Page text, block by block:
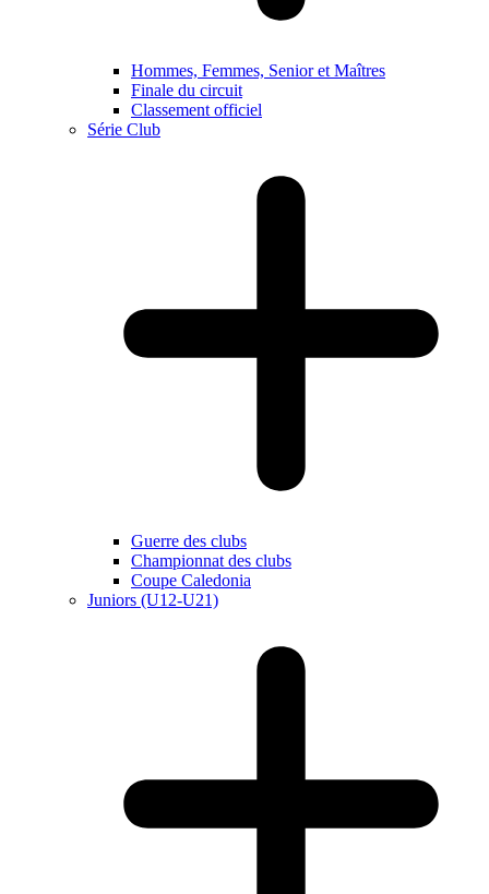
Hommes, Femmes, Senior et Maîtres
Finale du circuit
Classement officiel
Série Club
Guerre des clubs
Championnat des clubs
Coupe Caledonia
Juniors (U12-U21)